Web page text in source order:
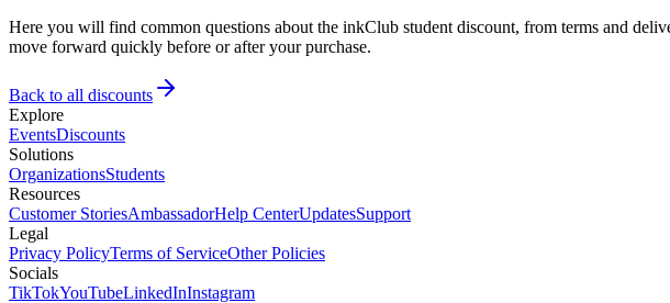
Here you will find common questions about the inkClub student discount, from terms and
move forward quickly before or after your purchase.
Back to all discounts
Explore
EventsDiscounts
Solutions
OrganizationsStudents
Resources
Customer StoriesAmbassadorHelp CenterUpdatesSupport
Legal
Privacy PolicyTerms of ServiceOther Policies
Socials
TikTokYouTubeLinkedInInstagram